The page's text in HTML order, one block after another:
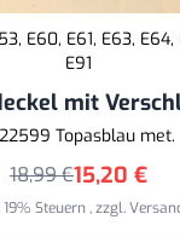
E60, E61, E63,
E91
mit
Topasblau met.
15,20 €
18,99 €
19% Steuern,zzgl.